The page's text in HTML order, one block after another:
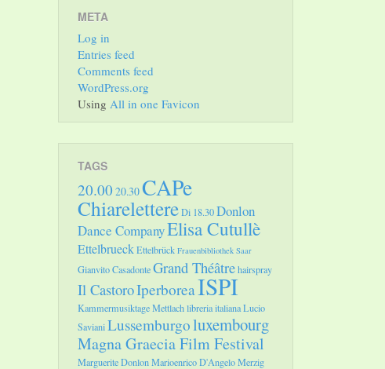
META
Log in
Entries feed
Comments feed
WordPress.org
Using All in one Favicon
TAGS
20.00 20.30CAPe
ChiarelettereDi 18.30Donlon
Dance CompanyElisa Cutullè
EttelbrueckEttelbrück Frauenbibliothek Saar
Gianvito CasadonteGrand Théâtrehairspray
Il CastoroIperboreaISPI
Kammermusiktage Mettlachlibreria italianaLucio
SavianiLussemburgoluxembourg
Magna Graecia Film Festival
Marguerite DonlonMarioenrico D'AngeloMerzig